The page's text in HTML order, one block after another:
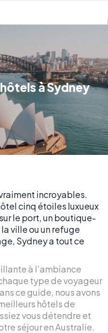
à Sydney
incroyables.
cinq étoiles luxueux
le port, un boutique-
ville ou un refuge
Sydney a tout ce
à l’ambiance
type de voyageur
ce guide, nous avons
hôtels de
vous détendre et
séjour en Australie.